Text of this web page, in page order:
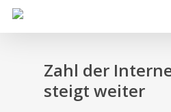
Skip
Zahl der
steigt weiter